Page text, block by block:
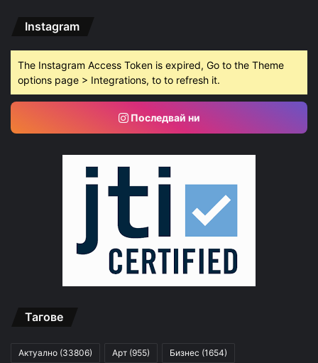
Instagram
The Instagram Access Token is expired, Go to the Theme
options page > Integrations, to to refresh it.
Последвай ни
Тагове
Актуално (33806) Арт (955) Бизнес (1654)